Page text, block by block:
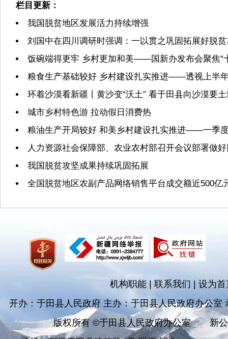
栏目更新：
我国脱贫地区发展活力持续增强
刘国中在四川调研时强调：一以贯之巩固拓展好脱
饭碗端得更牢 乡村更加和美——国新办发布会聚焦“
粮食生产基础较好 乡村建设扎实推进——透视上半
环着沙漠看新疆丨黄沙变“沃土” 看于田县向沙漠要
城市乡村特色游 拉动假日消费热
粮油生产开局较好 和美乡村建设扎实推进——一季
人力资源社会保障部、农业农村部召开会议部署做
我国脱贫攻坚成果持续巩固拓展
全国脱贫地区农副产品网络销售平台成交额近500亿
机构职能 联系我们|设为首
开办：于田县人民政府 主办：于田县人民政府办公室
版权所有 ©于田县人民政府办公室
新